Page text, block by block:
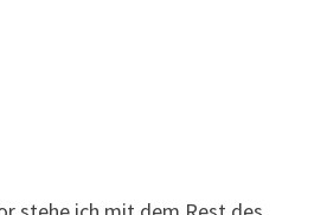
vor Bremen. Es fängt an zu
starrt uns an. Ein Abenteuer fürs
Homepage versprochen.
zehn Minuten, ruht sich dann